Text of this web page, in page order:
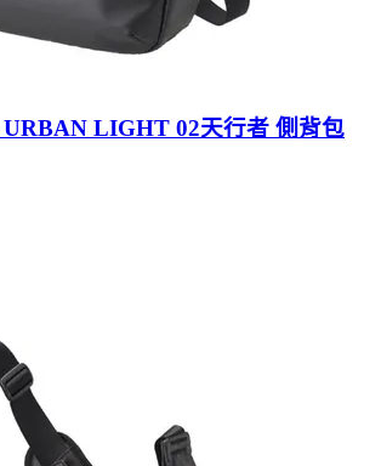
LIGHT 02天行者 側背包